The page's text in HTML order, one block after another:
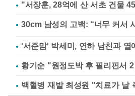
"서장훈, 28억에 산 서초 건물
'서준맘' 박세미, 연하 남친과 열
황기순 "원정도박 후 필리핀서
백혈병 재발 최성원 "치료가 날